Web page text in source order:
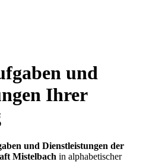
und
Ihrer
und Dienstleistungen der
Mistelbach in alphabetischer